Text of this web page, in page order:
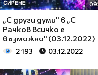
„С други думи" в „С
Рачков всичко е
възможно" (03.12.2022)
2 193 03.12.2022